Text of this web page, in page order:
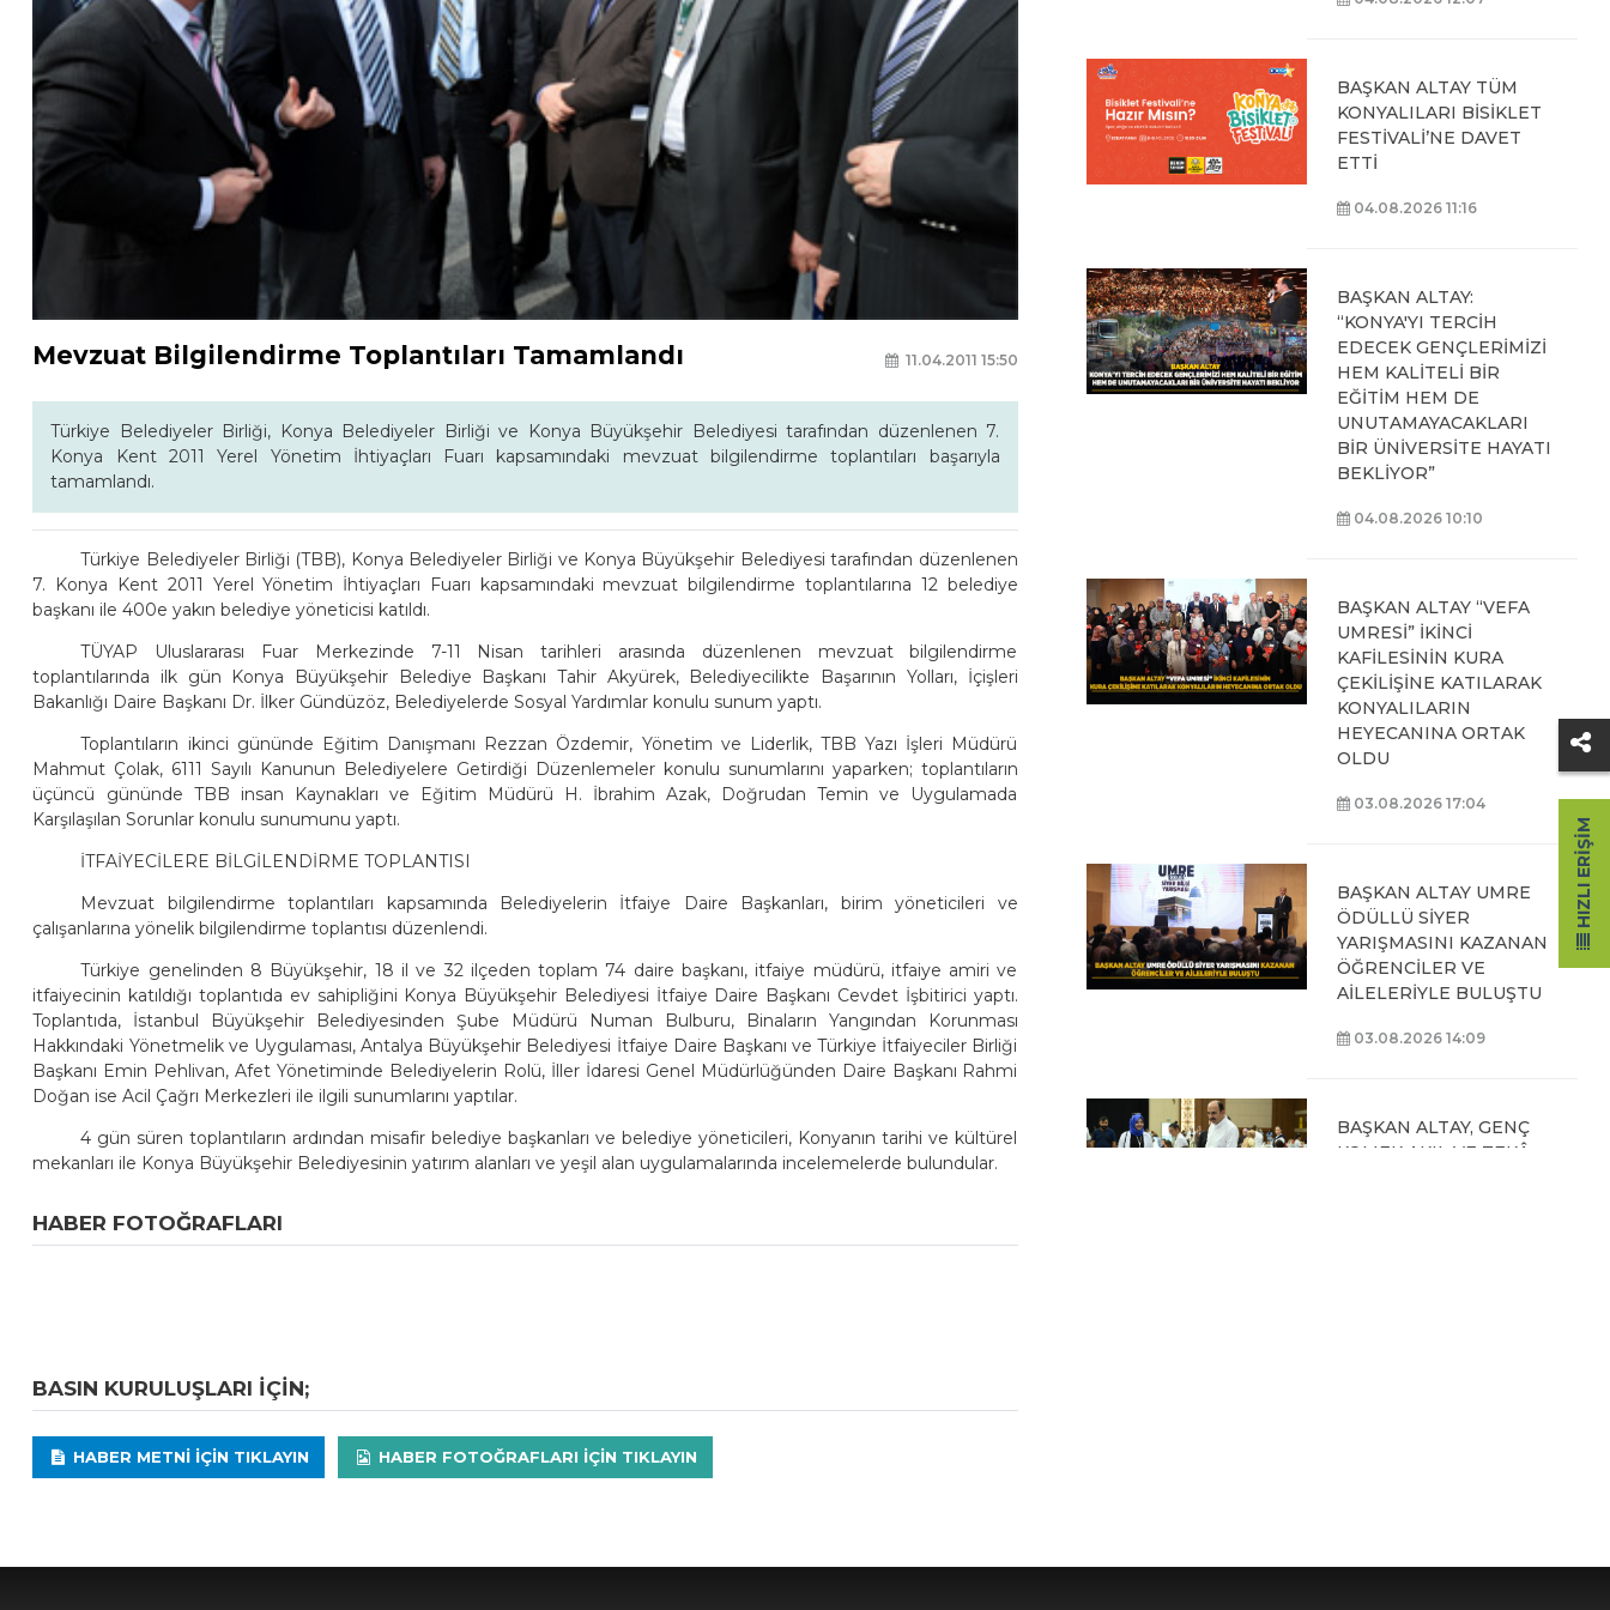
Mevzuat Bilgilendirme Toplantıları Tamamlandı 11.04.2011 15:50
Türkiye Belediyeler Birliği, Konya Belediyeler Birliği ve Konya Büyükşehir Belediyesi tarafından düzenlenen 7.
Konya Kent 2011 Yerel Yönetim İhtiyaçları Fuarı kapsamındaki mevzuat bilgilendirme toplantıları başarıyla
tamamlandı.
Türkiye Belediyeler Birliği (TBB), Konya Belediyeler Birliği ve Konya Büyükşehir Belediyesi tarafından düzenlenen
7. Konya Kent 2011 Yerel Yönetim İhtiyaçları Fuarı kapsamındaki mevzuat bilgilendirme toplantılarına 12 belediye
başkanı ile 400e yakın belediye yöneticisi katıldı.
TÜYAP Uluslararası Fuar Merkezinde 7-11 Nisan tarihleri arasında düzenlenen mevzuat bilgilendirme
toplantılarında ilk gün Konya Büyükşehir Belediye Başkanı Tahir Akyürek, Belediyecilikte Başarının Yolları, İçişleri
Bakanlığı Daire Başkanı Dr. İlker Gündüzöz, Belediyelerde Sosyal Yardımlar konulu sunum yaptı.
Toplantıların ikinci gününde Eğitim Danışmanı Rezzan Özdemir, Yönetim ve Liderlik, TBB Yazı İşleri Müdürü
Mahmut Çolak, 6111 Sayılı Kanunun Belediyelere Getirdiği Düzenlemeler konulu sunumlarını yaparken; toplantıların
üçüncü gününde TBB insan Kaynakları ve Eğitim Müdürü H. İbrahim Azak, Doğrudan Temin ve Uygulamada
Karşılaşılan Sorunlar konulu sunumunu yaptı.
İTFAİYECİLERE BİLGİLENDİRME TOPLANTISI
Mevzuat bilgilendirme toplantıları kapsamında Belediyelerin İtfaiye Daire Başkanları, birim yöneticileri ve
çalışanlarına yönelik bilgilendirme toplantısı düzenlendi.
Türkiye genelinden 8 Büyükşehir, 18 il ve 32 ilçeden toplam 74 daire başkanı, itfaiye müdürü, itfaiye amiri ve
itfaiyecinin katıldığı toplantıda ev sahipliğini Konya Büyükşehir Belediyesi İtfaiye Daire Başkanı Cevdet İşbitirici yaptı.
Toplantıda, İstanbul Büyükşehir Belediyesinden Şube Müdürü Numan Bulburu, Binaların Yangından Korunması
Hakkındaki Yönetmelik ve Uygulaması, Antalya Büyükşehir Belediyesi İtfaiye Daire Başkanı ve Türkiye İtfaiyeciler Birliği
Başkanı Emin Pehlivan, Afet Yönetiminde Belediyelerin Rolü, İller İdaresi Genel Müdürlüğünden Daire Başkanı Rahmi
Doğan ise Acil Çağrı Merkezleri ile ilgili sunumlarını yaptılar.
4 gün süren toplantıların ardından misafir belediye başkanları ve belediye yöneticileri, Konyanın tarihi ve kültürel
mekanları ile Konya Büyükşehir Belediyesinin yatırım alanları ve yeşil alan uygulamalarında incelemelerde bulundular.
HABER FOTOĞRAFLARI
BASIN KURULUŞLARI IÇIN;
HABER METNI IÇIN TIKLAYIN HABER FOTOĞRAFLARI IÇIN TIKLAYIN
BAŞKAN ALTAY TÜM
KONYALILARI BİSİKLET
FESTİVALİ’NE DAVET
ETTİ
04.08.2026 11:16
BAŞKAN ALTAY:
“KONYA'YI TERCİH
EDECEK GENÇLERİMİZİ
HEM KALİTELİ BİR
EĞİTİM HEM DE
UNUTAMAYACAKLARI
BİR ÜNİVERSİTE HAYATI
BEKLİYOR”
04.08.2026 10:10
BAŞKAN ALTAY “VEFA
UMRESİ” İKİNCİ
KAFİLESİNİN KURA
ÇEKİLİŞİNE KATILARAK
KONYALILARIN
HEYECANINA ORTAK
OLDU
03.08.2026 17:04
BAŞKAN ALTAY UMRE
ÖDÜLLÜ SİYER
YARIŞMASINI KAZANAN
ÖĞRENCİLER VE
AİLELERİYLE BULUŞTU
03.08.2026 14:09
BAŞKAN ALTAY, GENÇ
KOMEK AKIL VE ZEKÂ
HIZLI ERIŞIM